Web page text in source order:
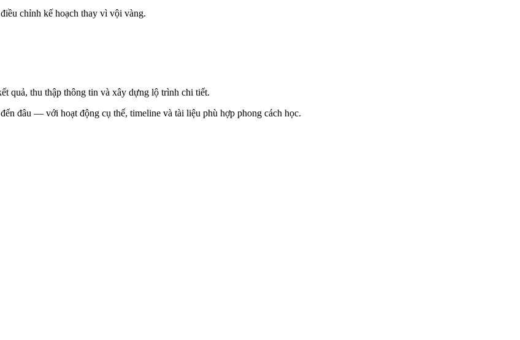
chỉnh kế hoạch thay vì vội vàng.
quả, thu thập thông tin và xây dựng lộ trình chi tiết.
đâu — với hoạt động cụ thể, timeline và tài liệu phù hợp phong cách học.